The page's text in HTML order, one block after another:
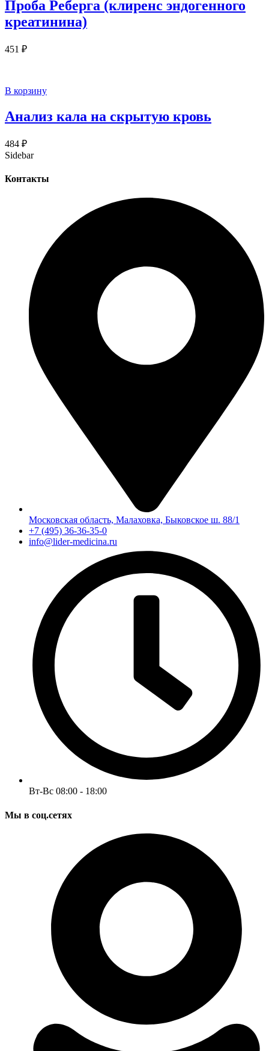
Проба Реберга (клиренс эндогенного
креатинина)
451 ₽
В корзину
Анализ кала на скрытую кровь
484 ₽
Sidebar
Контакты
Московская область, Малаховка, Быковское ш. 88/1
+7 (495) 36-36-35-0
info@lider-medicina.ru
Вт-Вс 08:00 - 18:00
Мы в соц.сетях